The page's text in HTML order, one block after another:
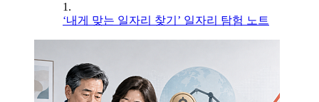
1.
‘내게 맞는 일자리 찾기’ 일자리 탐험 노트